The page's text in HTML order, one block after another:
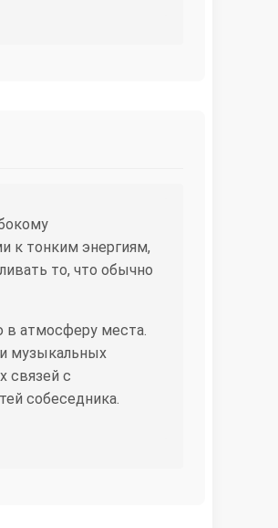
к тонким энергиям,
то, что обычно
атмосферу места.
музыкальных
связей с
собеседника.